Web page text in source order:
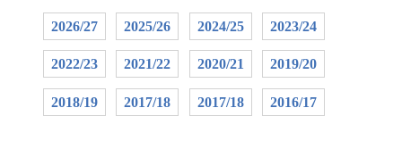
2026/27 2025/26 2024/25 2023/24
2022/23 2021/22 2020/21 2019/20
2018/19 2017/18 2017/18 2016/17